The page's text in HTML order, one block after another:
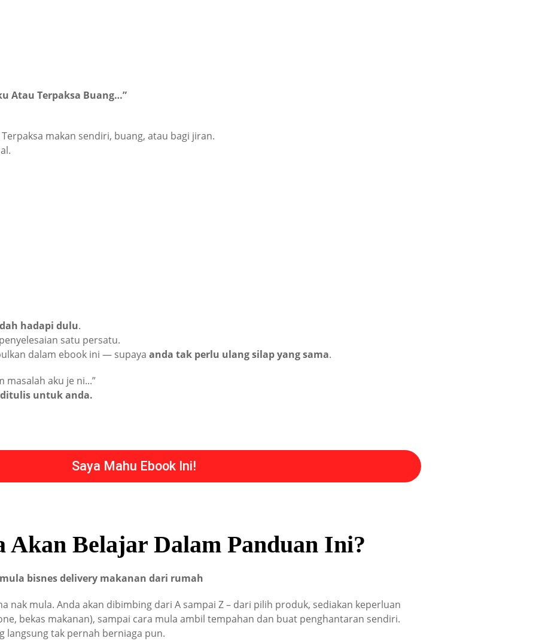
Atau Terpaksa Buang…”
makan sendiri, buang, atau bagi jiran.
hadapi dulu.
satu persatu.
dalam ebook ini — supaya anda tak perlu ulang silap yang sama.
masalah aku je ni...”
untuk anda.
Saya Mahu Ebook Ini!
Akan Belajar Dalam Panduan Ini?
bisnes delivery makanan dari rumah
nak mula. Anda akan dibimbing dari A sampai Z – dari pilih produk, sediakan keperluan
bekas makanan), sampai cara mula ambil tempahan dan buat penghantaran sendiri.
langsung tak pernah berniaga pun.